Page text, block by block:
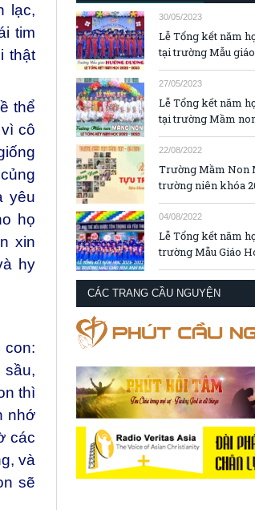
lạc,
tim
thật
thể
cô
yêu
họ
xin
hy
con:
sầu,
thì
nhớ
các
và
sẽ
30/05/2023
Lễ Tổng kết năm
tại trường Mẫu
27/05/2023
Lễ Tổng kết năm
tại trường Mầm
22/08/2022
Trường Mầm Non
trường niên khóa
04/08/2022
Lễ Tổng kết năm
trường Mẫu Giáo
CÁC TRANG CẦU NGUYỆN